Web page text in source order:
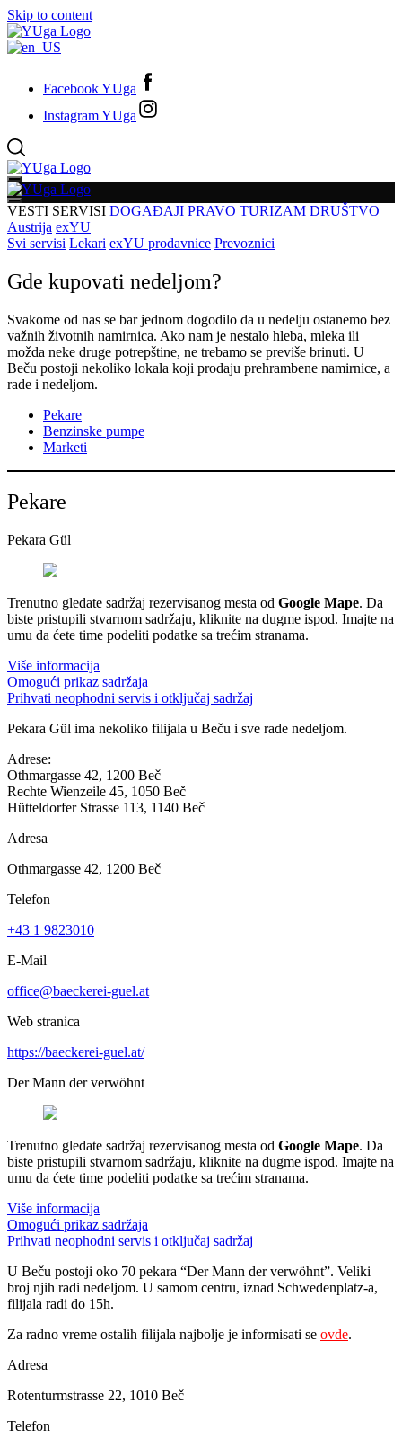
Skip to content
Facebook YUga
Instagram YUga
VESTI SERVISI DOGAĐAJI PRAVO TURIZAM DRUŠTVO
Austrija exYU
Svi servisi Lekari exYU prodavnice Prevoznici
Gde kupovati nedeljom?
Svakome od nas se bar jednom dogodilo da u nedelju ostanemo bez
važnih životnih namirnica. Ako nam je nestalo hleba, mleka ili
možda neke druge potrepštine, ne trebamo se previše brinuti. U
Beču postoji nekoliko lokala koji prodaju prehrambene namirnice, a
rade i nedeljom.
Pekare
Benzinske pumpe
Marketi
Pekare
Pekara Gül
Trenutno gledate sadržaj rezervisanog mesta od Google Mape. Da
biste pristupili stvarnom sadržaju, kliknite na dugme ispod. Imajte na
umu da ćete time podeliti podatke sa trećim stranama.
Više informacija
Omogući prikaz sadržaja
Prihvati neophodni servis i otključaj sadržaj
Pekara Gül ima nekoliko filijala u Beču i sve rade nedeljom.
Adrese:
Othmargasse 42, 1200 Beč
Rechte Wienzeile 45, 1050 Beč
Hütteldorfer Strasse 113, 1140 Beč
Adresa
Othmargasse 42, 1200 Beč
Telefon
+43 1 9823010
E-Mail
office@baeckerei-guel.at
Web stranica
https://baeckerei-guel.at/
Der Mann der verwöhnt
Trenutno gledate sadržaj rezervisanog mesta od Google Mape. Da
biste pristupili stvarnom sadržaju, kliknite na dugme ispod. Imajte na
umu da ćete time podeliti podatke sa trećim stranama.
Više informacija
Omogući prikaz sadržaja
Prihvati neophodni servis i otključaj sadržaj
U Beču postoji oko 70 pekara “Der Mann der verwöhnt”. Veliki
broj njih radi nedeljom. U samom centru, iznad Schwedenplatz-a,
filijala radi do 15h.
Za radno vreme ostalih filijala najbolje je informisati se ovde.
Adresa
Rotenturmstrasse 22, 1010 Beč
Telefon